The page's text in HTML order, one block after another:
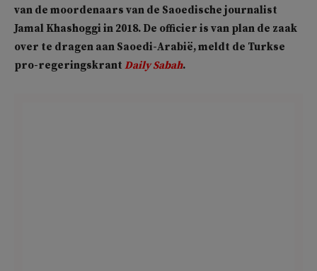
van de moordenaars van de Saoedische journalist
Jamal Khashoggi in 2018. De officier is van plan de zaak
over te dragen aan Saoedi-Arabië, meldt de Turkse
pro-regeringskrant Daily Sabah.